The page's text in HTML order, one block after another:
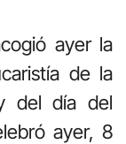
ayer la
de la
del día del
ayer, 8